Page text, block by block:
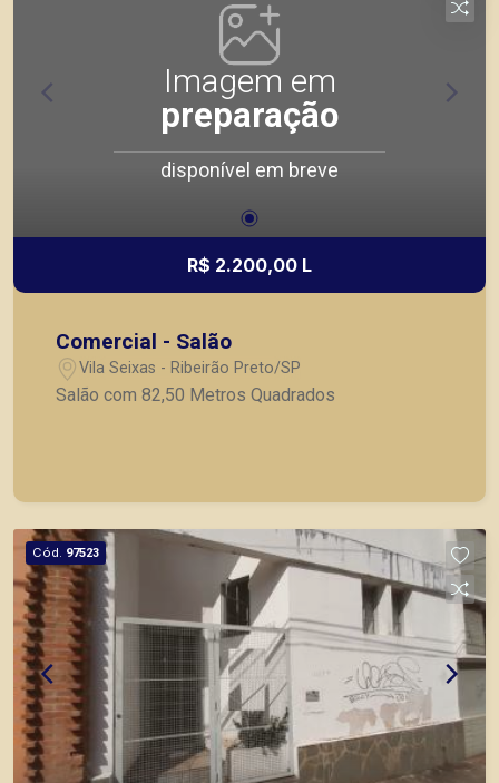
Imagem em
preparação
disponível em breve
R$ 2.200,00 L
Comercial - Salão
Vila Seixas - Ribeirão Preto/SP
Salão com 82,50 Metros Quadrados
Cód. 97523